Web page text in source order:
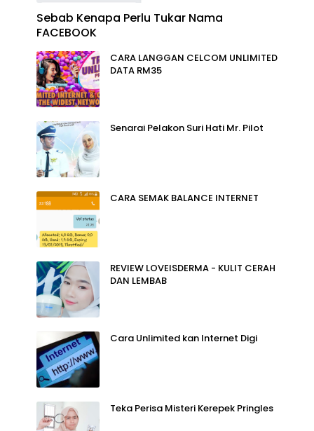
Sebab Kenapa Perlu Tukar Nama
FACEBOOK
CARA LANGGAN CELCOM UNLIMITED
DATA RM35
Senarai Pelakon Suri Hati Mr. Pilot
CARA SEMAK BALANCE INTERNET
REVIEW LOVEISDERMA - KULIT CERAH
DAN LEMBAB
Cara Unlimited kan Internet Digi
Teka Perisa Misteri Kerepek Pringles